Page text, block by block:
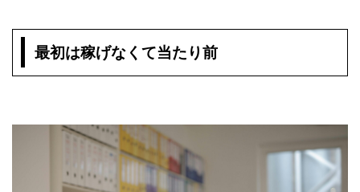
最初は稼げなくて当たり前